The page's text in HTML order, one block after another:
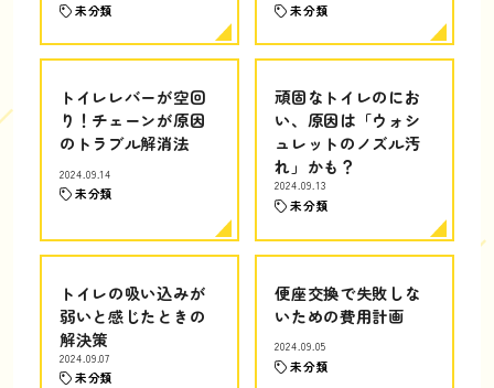
未分類 未分類
トイレレバーが空回
り！チェーンが原因
のトラブル解消法
2024.09.14
未分類
頑固なトイレのにお
い、原因は「ウォシ
ュレットのノズル汚
れ」かも？
2024.09.13
未分類
トイレの吸い込みが
弱いと感じたときの
解決策
2024.09.07
未分類
便座交換で失敗しな
いための費用計画
2024.09.05
未分類